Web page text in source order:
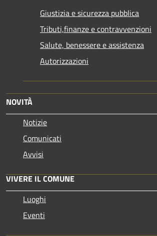
Giustizia e sicurezza pubblica
Tributi,finanze e contravvenzioni
Salute, benessere e assistenza
Autorizzazioni
NOVITÀ
Notizie
Comunicati
Avvisi
VIVERE IL COMUNE
Luoghi
Eventi